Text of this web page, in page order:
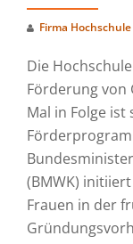
Firma
Die
Förderung von
Mal in Folge ist
(BMWK)
Frauen in der